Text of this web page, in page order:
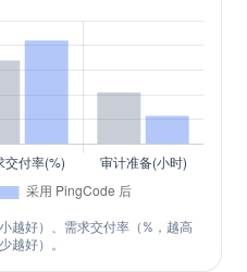
越好）、需求交付率（%，越高
越好）。